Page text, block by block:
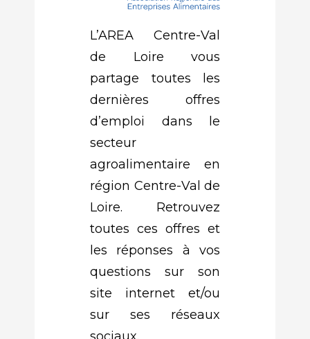
L’AREA Centre-Val
de Loire vous
partage toutes les
dernières offres
d’emploi dans le
secteur
agroalimentaire en
région Centre-Val de
Loire. Retrouvez
toutes ces offres et
les réponses à vos
questions sur son
site internet et/ou
sur ses réseaux